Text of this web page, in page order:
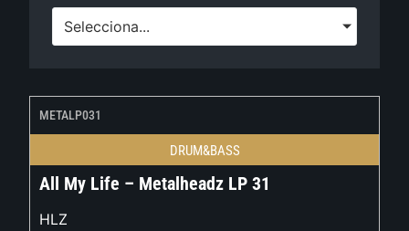
Selecciona...
METALP031
DRUM&BASS
All My Life – Metalheadz LP 31
HLZ